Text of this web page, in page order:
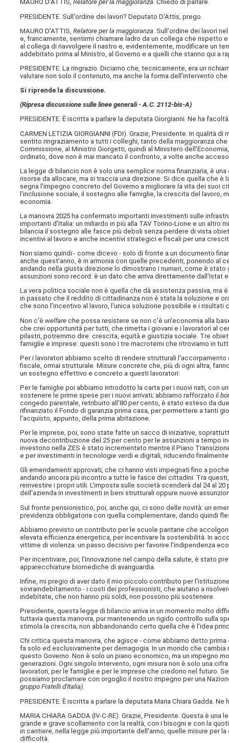
MAURO D'ATTIS,Relatore per la maggioranza. Chiedo di parlare.
PRESIDENTE. Sull'ordine dei lavori? Deputato D'Attis, prego.
MAURO D'ATTIS, Relatore per la maggioranza . Sull'ordine dei lavori
e, francamente, sentirmi chiamare ladro da un collega che rispetto
al collega di riavvolgere il nastro e, evidentemente, modificare un
addebitato prima al Ministro, al Governo e a quelli che stanno qui a
PRESIDENTE. La ringrazio. Diciamo che, tecnicamente, era un
valutare non solo il contenuto, ma anche la forma dell'intervento
Si riprende la discussione.
(Ripresa discussione sulle linee generali - A.C. 2112-bis-A​)
PRESIDENTE. È iscritta a parlare la deputata Giorgianni. Ne ha
CARMEN LETIZIA GIORGIANNI (FDI). Grazie, Presidente. In qualità di
sentito ringraziamento a tutti i colleghi, tanto della maggioranza
Commissione, al Ministro Giorgetti, quindi al Ministero
ordinato, dove non è mai mancato il confronto, a volte anche
La legge di bilancio non è solo una semplice norma finanziaria, è
risorse da allocare, ma si traccia una direzione. Si dice quella che
segna l'impegno concreto del Governo a migliorare la vita dei suoi
l'inclusione sociale, il sostegno alle famiglie, la crescita del lavoro,
economia.
La manovra 2025 ha confermato importanti investimenti sulle
importanti d'Italia: un miliardo in più alla TAV Torino-Lione e un altro
bilancia il sostegno alle fasce più deboli senza perdere di vista
incentivi al lavoro e anche incentivi strategici e fiscali per una
Non siamo quindi - come dicevo - solo di fronte a un documento
anche quest'anno, è in armonia con quelle precedenti, ponendo al
andando nella giusta direzione lo dimostrano i numeri, come è
assunzioni sono record: è un dato che arriva direttamente dall'Istat
La vera politica sociale non è quella che dà assistenza passiva,
in passato che il reddito di cittadinanza non è stata la soluzione e
che sono l'incentivo al lavoro, l'unica soluzione possibile e i risultati
Non c'è welfare che possa resistere se non c'è un'economia alla
che crei opportunità per tutti, che rimetta i giovani e i lavoratori al
pilastri, potremmo dire: crescita, equità e giustizia sociale. Tre
famiglie e imprese: questi sono i tre macrotemi che ritroviamo in
Per i lavoratori abbiamo scelto di rendere strutturali
fiscale, ormai strutturale. Misure concrete che, più di ogni altra,
un sostegno effettivo e concreto a questi lavoratori.
Per le famiglie poi abbiamo introdotto la carta per i nuovi nati, con
sostenere le prime spese per i nuovi arrivati; abbiamo rafforzato il
congedo parentale, retribuito all'80 per cento, è stato esteso da
rifinanziato il Fondo di garanzia prima casa, per permettere a tanti
l'acquisto, appunto, della prima abitazione.
Per le imprese, poi, sono state fatte un sacco di iniziative,
nuova decontribuzione del 25 per cento per le assunzioni a tempo
investono nella ZES è stato incrementato mentre il Piano
e per investimenti in tecnologie verdi e digitali, riducendo
Gli emendamenti approvati, che ci hanno visti impegnati fino a
andando ancora più incontro a tutte le fasce dei cittadini. Tra
reinvestire i propri utili. L'imposta sulle società scenderà dal 24 al
dell'azienda in investimenti in beni strutturali oppure nuove
Sul fronte pensionistico, poi, anche qui, ci sono delle novità: un
previdenza obbligatoria con quella complementare, dando quindi
Abbiamo previsto un contributo per le scuole paritarie che
elevata efficienza energetica, per incentivare la sostenibilità. In
vittime di violenza: un passo decisivo per favorire l'indipendenza
Per incentivare, poi, l'innovazione nel campo della salute, è stato
apparecchiature biomediche di avanguardia.
Infine, mi pregio di aver dato il mio piccolo contributo per
sovraindebitamento - i costi dei professionisti, che aiutano a
indebitate, che non hanno più soldi, non possono più sostenere.
Presidente, questa legge di bilancio arriva in un momento molto
tuttavia questa manovra, pur mantenendo un rigido controllo sulla
stimola la crescita, non abbandonando certo quella che è l'idea
Chi critica questa manovra, che agisce - come abbiamo detto
fa solo ed esclusivamente per demagogia. In un mondo che
questo Governo. Non è solo un piano economico, ma un impegno
generazioni. Ogni singolo intervento, ogni misura non è solo una
lavoratori, per le famiglie e per le imprese che credono nel futuro.
possiamo proclamare con orgoglio il nostro impegno per una
gruppo Fratelli d'Italia).
PRESIDENTE. È iscritta a parlare la deputata Maria Chiara Gadda. Ne
MARIA CHIARA GADDA (IV-C-RE). Grazie, Presidente. Questa è una
grande e grave scollamento con la realtà, con i bisogni e con la
in cantiere, nella legge più importante dell'anno, quelle misure per
difficoltà.